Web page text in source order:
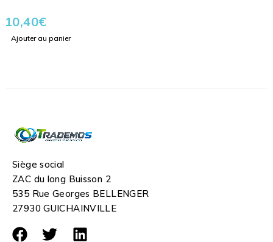
10,40€
Ajouter au panier
Siège social
ZAC du long Buisson 2
535 Rue Georges BELLENGER
27930 GUICHAINVILLE